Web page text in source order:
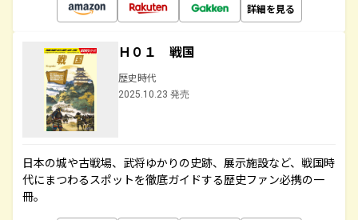
詳細を見る
Ｈ０１ 戦国
歴史時代
2025.10.23 発売
日本の城や古戦場、武将ゆかりの史跡、展示施設など、戦国時
代にまつわるスポットを徹底ガイドする歴史ファン必携の一
冊。